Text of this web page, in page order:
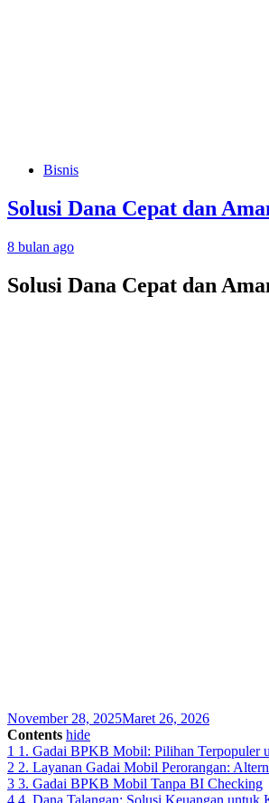
Bisnis
Solusi Dana Cepat dan
8 bulan ago
Solusi Dana Cepat dan
November 28, 2025Maret 26, 2026
Contents hide
1 1. Gadai BPKB Mobil: Pilihan Terpopuler
2 2. Layanan Gadai Mobil Perorangan:
3 3. Gadai BPKB Mobil Tanpa BI Checking
4 4. Dana Talangan: Solusi Keuangan untuk